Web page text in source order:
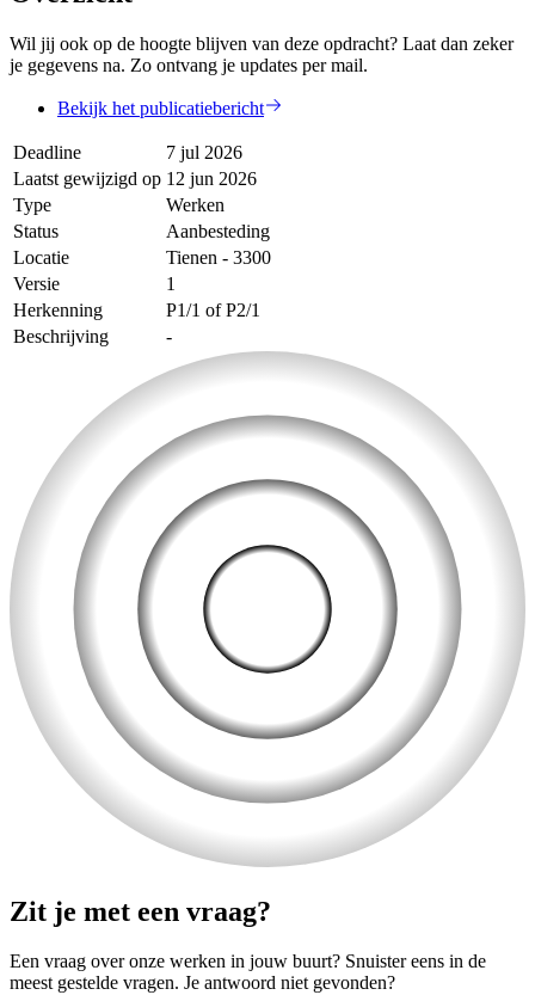
Wil jij ook op de hoogte blijven van deze opdracht? Laat dan zeker
je gegevens na. Zo ontvang je updates per mail.
Bekijk het publicatiebericht
Deadline
7 jul 2026
Laatst gewijzigd op 12 jun 2026
Type
Werken
Status
Aanbesteding
Locatie
Tienen - 3300
Versie
1
Herkenning
P1/1 of P2/1
Beschrijving
-
Zit je met een vraag?
Een vraag over onze werken in jouw buurt? Snuister eens in de
meest gestelde vragen. Je antwoord niet gevonden?